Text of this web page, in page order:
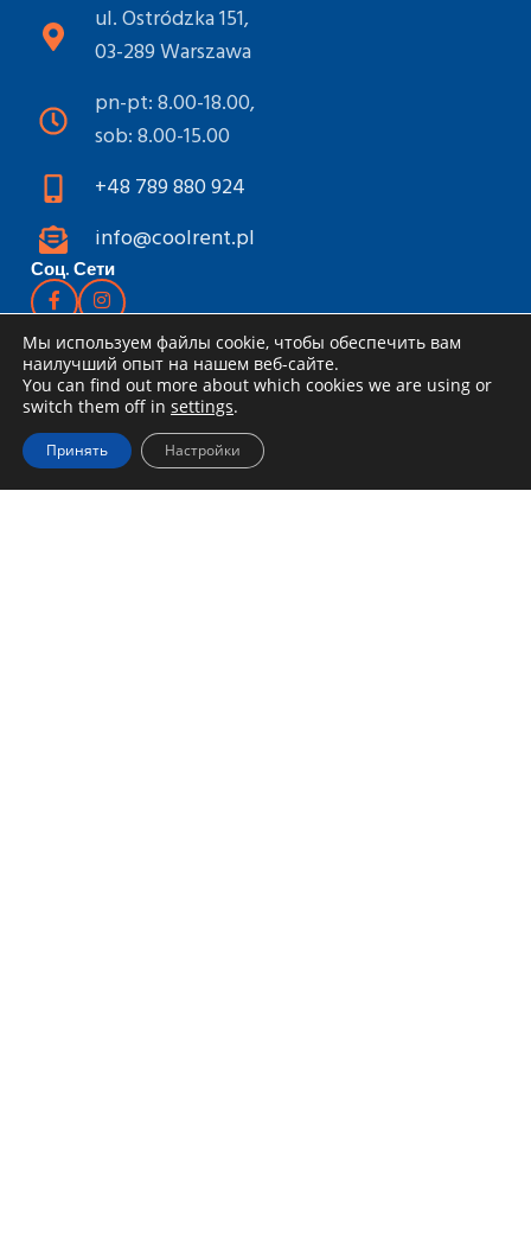
ul. Ostródzka 151,
03-289 Warszawa
pn-pt: 8.00-18.00,
sob: 8.00-15.00
+48 789 880 924
info@coolrent.pl
Соц. Сети
Прокат инструментов
Каталог
Скидки и акции
Как арендовать
Мы используем файлы cookie, чтобы обеспечить вам
наилучший опыт на нашем веб-сайте.
You can find out more about which cookies we are using or
switch them off in settings.
Принять Настройки